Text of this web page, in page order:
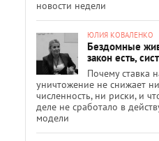
новости недели
ЮЛИЯ КОВАЛЕНКО
Бездомные
закон есть,
Почему ставка
уничтожение не снижает ни
численность, ни риски, и
деле не сработало в
модели